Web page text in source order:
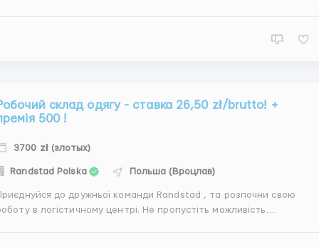
склад одягу - ставка 26,50 zł/brutto! +
500 !
3700 zł (злотых)
Randstad Polska Польша (Вроцлав)
до дружньої команди Randstad , та розпочни свою
в логістичному центрі. Не пропустіть можливість